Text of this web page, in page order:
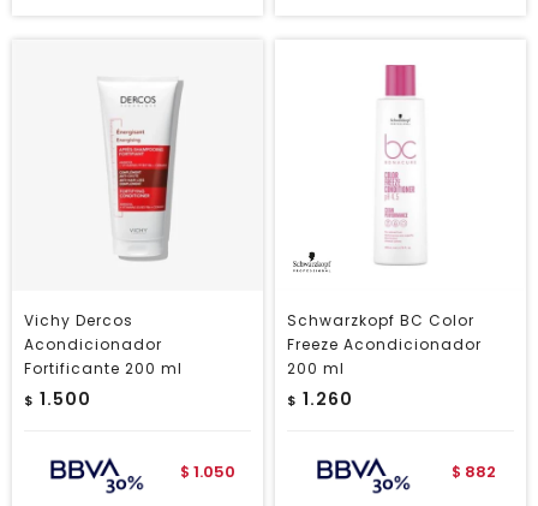
Vichy Dercos
Acondicionador
Fortificante 200 ml
$ 1.500
$ 1.050
Schwarzkopf BC Color
Freeze Acondicionador
200 ml
$ 1.260
$ 882